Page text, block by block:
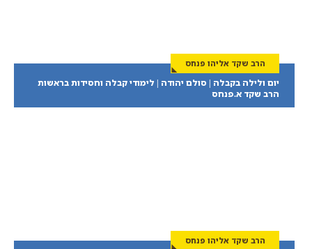
הרב שקד אליהו פנחס
יום ולילה בקבלה | סולם יהודה | לימודי קבלה וחסידות בראשות
הרב שקד א.פנחס
הרב שקד אליהו פנחס